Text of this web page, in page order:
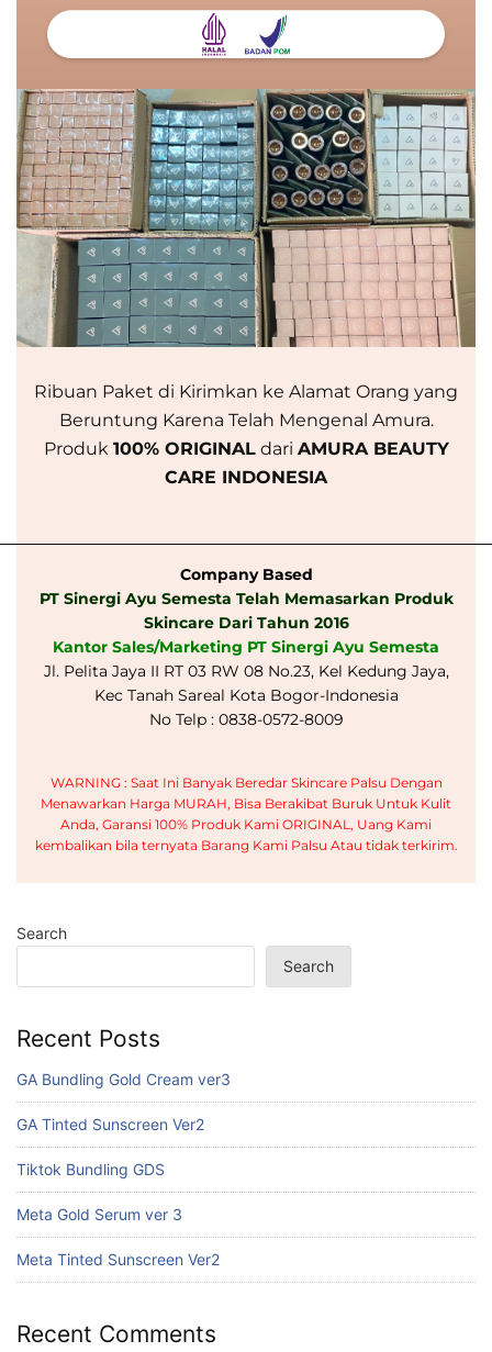
Ribuan Paket di Kirimkan ke Alamat Orang yang
Beruntung Karena Telah Mengenal Amura.
Produk 100% ORIGINALdari AMURA BEAUTY
CARE INDONESIA
Company Based
PT Sinergi Ayu Semesta Telah Memasarkan Produk
Skincare Dari Tahun 2016
Kantor Sales/Marketing PT Sinergi Ayu Semesta
Jl. Pelita Jaya II RT 03 RW 08 No.23, Kel Kedung Jaya,
Kec Tanah Sareal Kota Bogor-Indonesia
No Telp : 0838-0572-8009
WARNING : Saat Ini Banyak Beredar Skincare Palsu Dengan
Menawarkan Harga MURAH, Bisa Berakibat Buruk Untuk Kulit
Anda, Garansi 100% Produk Kami ORIGINAL, Uang Kami
kembalikan bila ternyata Barang Kami Palsu Atau tidak terkirim.
Search
Search
Recent Posts
GA Bundling Gold Cream ver3
GA Tinted Sunscreen Ver2
Tiktok Bundling GDS
Meta Gold Serum ver 3
Meta Tinted Sunscreen Ver2
Recent Comments